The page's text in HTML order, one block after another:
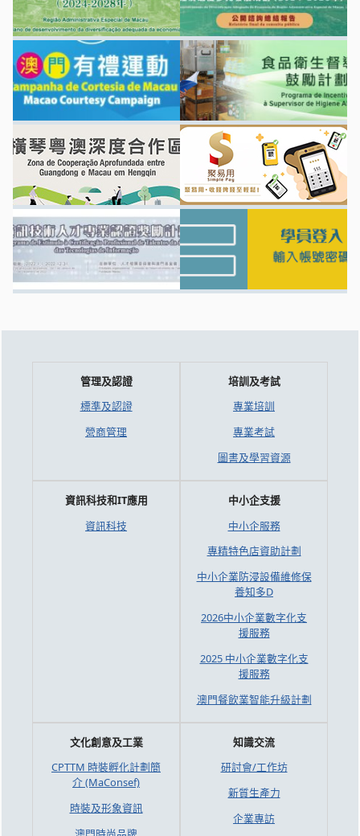
管理及認證
標準及認證
營商管理
培訓及考試
專業培訓
專業考試
圖書及學習資源
資訊科技和IT應用
資訊科技
中小企支援
中小企服務
專精特色店資助計劃
中小企業防浸設備維修保
養知多D
2026中小企業數字化支
援服務
2025 中小企業數字化支
援服務
澳門餐飲業智能升級計劃
文化創意及工業
CPTTM 時裝孵化計劃簡
介 (MaConsef)
時裝及形象資訊
知識交流
研討會/工作坊
新質生產力
企業專訪